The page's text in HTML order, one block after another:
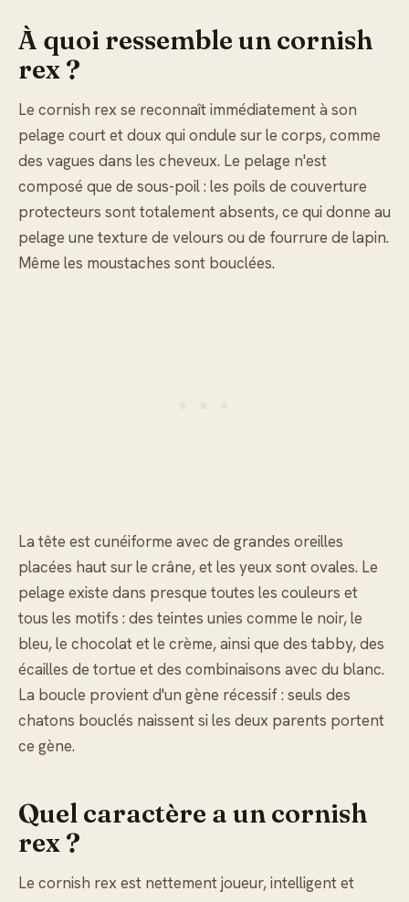
À quoi ressemble un cornish
rex ?
Le cornish rex se reconnaît immédiatement à son
pelage court et doux qui ondule sur le corps, comme
des vagues dans les cheveux. Le pelage n'est
composé que de sous-poil : les poils de couverture
protecteurs sont totalement absents, ce qui donne au
pelage une texture de velours ou de fourrure de lapin.
Même les moustaches sont bouclées.
La tête est cunéiforme avec de grandes oreilles
placées haut sur le crâne, et les yeux sont ovales. Le
pelage existe dans presque toutes les couleurs et
tous les motifs : des teintes unies comme le noir, le
bleu, le chocolat et le crème, ainsi que des tabby, des
écailles de tortue et des combinaisons avec du blanc.
La boucle provient d'un gène récessif : seuls des
chatons bouclés naissent si les deux parents portent
ce gène.
Quel caractère a un cornish
rex ?
Le cornish rex est nettement joueur, intelligent et